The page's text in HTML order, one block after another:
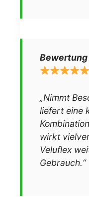
Bewertung
„Nimmt
liefert eine
wirkt
Veluflex
Gebrauch.“